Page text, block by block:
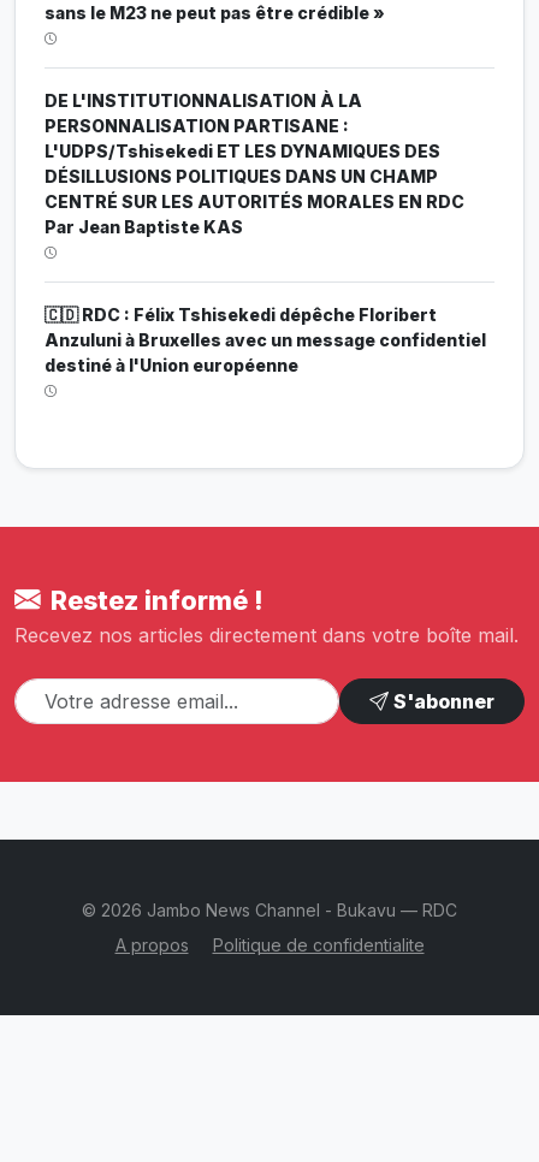
sans le M23 ne peut pas être crédible »
DE L'INSTITUTIONNALISATION À LA
PERSONNALISATION PARTISANE :
L'UDPS/Tshisekedi ET LES DYNAMIQUES DES
DÉSILLUSIONS POLITIQUES DANS UN CHAMP
CENTRÉ SUR LES AUTORITÉS MORALES EN RDC
Par Jean Baptiste KAS
🇨🇩 RDC : Félix Tshisekedi dépêche Floribert
Anzuluni à Bruxelles avec un message confidentiel
destiné à l'Union européenne
Restez informé !
Recevez nos articles directement dans votre boîte mail.
S'abonner
© 2026 Jambo News Channel - Bukavu — RDC
A propos
Politique de confidentialite